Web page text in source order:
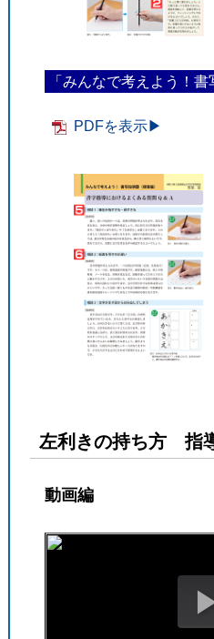
「みんなで考えよう！
PDFを表示▶︎
左利きの持ち方 指
動画編